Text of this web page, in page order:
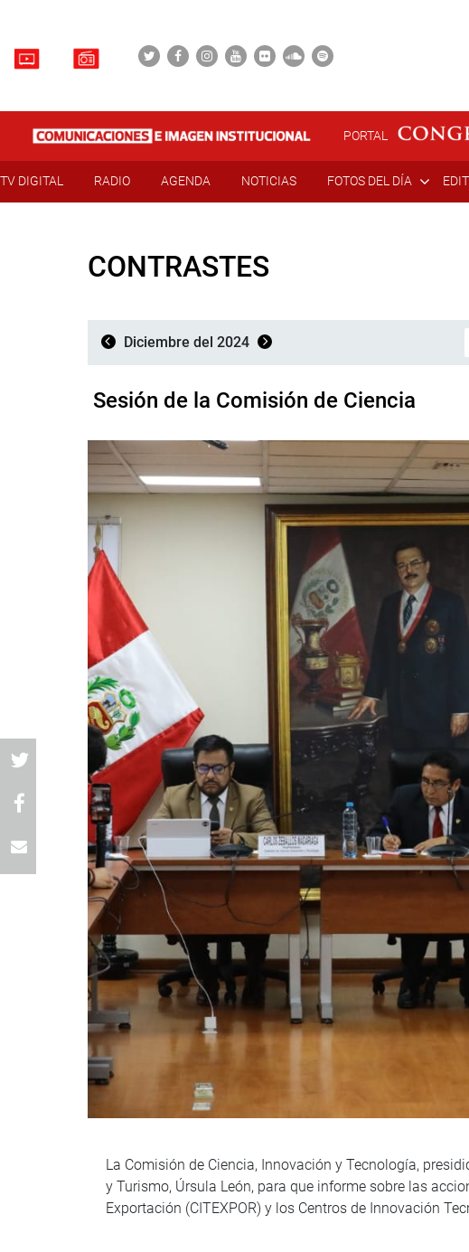
PORTAL
TV DIGITAL RADIO AGENDA NOTICIAS FOTOS DEL DÍA
CONTRASTES
Diciembre del 2024
Sesión de la Comisión de Ciencia
La Comisión de Ciencia, Innovación y Tecnología,
y Turismo, Úrsula León, para que informe sobre las
Exportación (CITEXPOR) y los Centros de Innovación